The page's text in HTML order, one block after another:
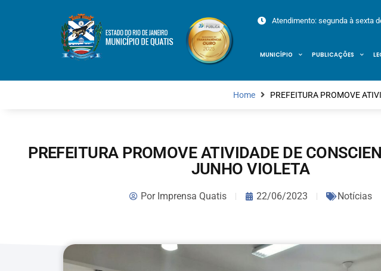
Atendimento: segunda à sexta
MUNICÍPIO PUBLICAÇÕES
Home PREFEITURA PROMOVE
PREFEITURA PROMOVE ATIVIDADE DE
JUNHO VIOLETA
PorImprensa Quatis 22/06/2023 Notícias